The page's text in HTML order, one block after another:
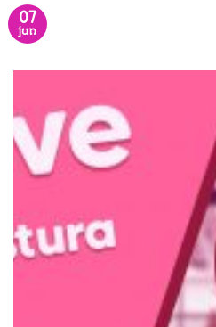
07
jun